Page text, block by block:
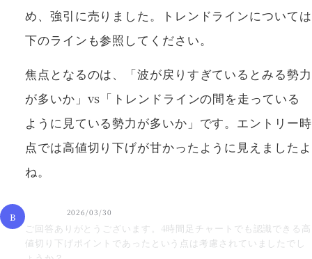
め、強引に売りました。トレンドラインについては
下のラインも参照してください。
焦点となるのは、「波が戻りすぎているとみる勢力
が多いか」vs「トレンドラインの間を走っている
ように見ている勢力が多いか」です。エントリー時
点では高値切り下げが甘かったように見えましたよ
ね。
B 2026/03/30
ご回答ありがとうございます。4時間足チャートでも認識できる高
値切り下げポイントであったという点は考慮されていましたでし